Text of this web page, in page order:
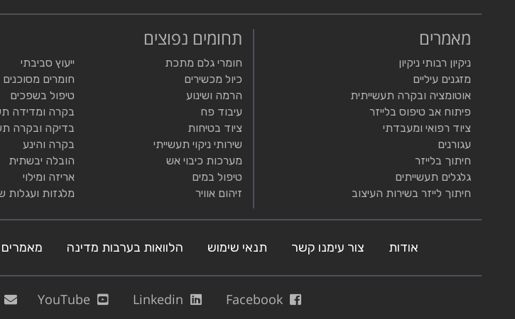
מאמרים
ניקיון רבותי ניקיון
מזגנים עיליים
אוטומציה ובקרה תעשייתית
פיתוח אב טיפוס בלייזר
ציוד רפואי ומעבדתי
עגורנים
חיתוך בלייזר
גלגלים תעשייתים
חיתוך לייזר בשירות העיצוב
תחומים נפוצים
חומרי גלם מתכת
כיול מכשירים
הרמה ושינוע
עיבוד פח
ציוד בטיחות
שירותי ניקוי תעשייתי
מערכות כיבוי אש
טיפול במים
זיהום אוויר
ייעוץ סביבתי
חומרים מסוכנים
טיפול בשפכים
בקרה ומדידה
בדיקה ובקרה
בקרה והינע
הובלה יבשתית
אריזה ומילוי
מלגזות ועגלות
אודות צור עימנו קשר תנאי שימוש הלוואות בערבות מדינה מאמרים
Facebook